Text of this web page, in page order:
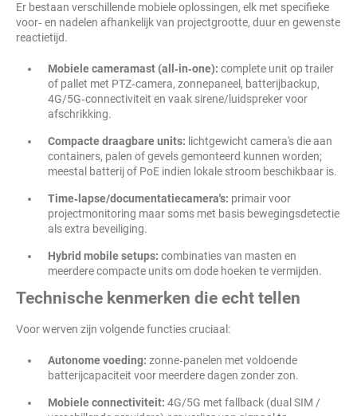
Er bestaan verschillende mobiele oplossingen, elk met specifieke
voor‑ en nadelen afhankelijk van projectgrootte, duur en gewenste
reactietijd.
Mobiele cameramast (all‑in‑one): complete unit op trailer
of pallet met PTZ‑camera, zonnepaneel, batterijbackup,
4G/5G‑connectiviteit en vaak sirene/luidspreker voor
afschrikking.
Compacte draagbare units: lichtgewicht camera's die aan
containers, palen of gevels gemonteerd kunnen worden;
meestal batterij of PoE indien lokale stroom beschikbaar is.
Time‑lapse/documentatiecamera's: primair voor
projectmonitoring maar soms met basis bewegingsdetectie
als extra beveiliging.
Hybrid mobile setups: combinaties van masten en
meerdere compacte units om dode hoeken te vermijden.
Technische kenmerken die echt tellen
Voor werven zijn volgende functies cruciaal:
Autonome voeding: zonne‑panelen met voldoende
batterijcapaciteit voor meerdere dagen zonder zon.
Mobiele connectiviteit: 4G/5G met fallback (dual SIM /